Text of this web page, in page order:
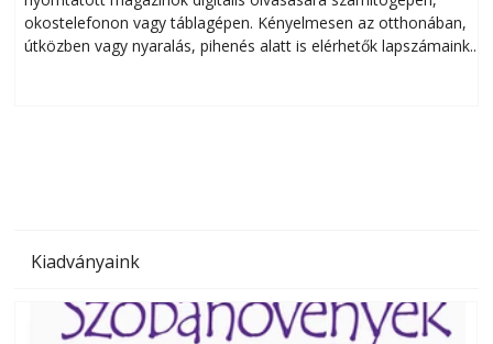
okostelefonon vagy táblagépen. Kényelmesen az otthonában,
útközben vagy nyaralás, pihenés alatt is elérhetők lapszámaink.
Kiadványaink